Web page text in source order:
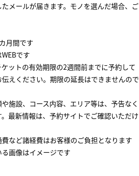
メールが届きます。モノを選んだ場合、ご
月間です
です
ットの有効期限の2週間前までに予約して
えください。期限の延長はできませんので
施設、コース内容、エリア等は、予告なく
最新情報は、予約サイトでご確認いただけ
など諸経費はお客様のご負担となります
画像はイメージです